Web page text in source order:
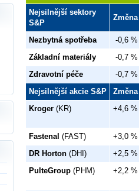
Nejsilnější sektory
S&P
Změna
Nezbytná spotřeba
-0,6 %
Základní materiály
-0,7 %
Zdravotní péče
-0,7 %
Nejsilnější akcie S&P
Změna
Kroger (KR) +4,6 %
Fastenal (FAST)
+3,0 %
DR Horton (DHI)
+2,5 %
PulteGroup (PHM) +2,2 %